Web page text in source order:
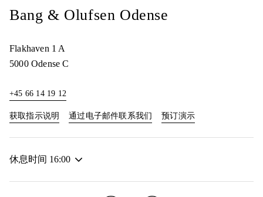
Bang & Olufsen Odense
Flakhaven 1 A
5000 Odense C
+45 66 14 19 12
获取指示说明 Link Opens in New Tab
通过电子邮件联系我们 预订演示Link Opens in New
休息时间 16:00